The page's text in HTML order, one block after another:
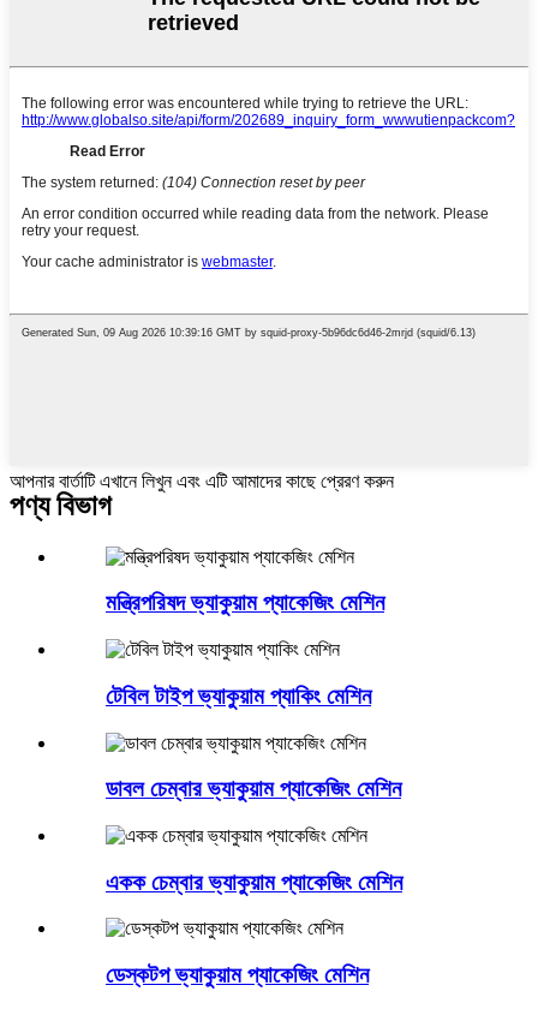
আপনার বার্তাটি এখানে লিখুন এবং এটি আমাদের কাছে প্রেরণ করুন
পণ্য বিভাগ
মন্ত্রিপরিষদ ভ্যাকুয়াম প্যাকেজিং মেশিন
টেবিল টাইপ ভ্যাকুয়াম প্যাকিং মেশিন
ডাবল চেম্বার ভ্যাকুয়াম প্যাকেজিং মেশিন
একক চেম্বার ভ্যাকুয়াম প্যাকেজিং মেশিন
ডেস্কটপ ভ্যাকুয়াম প্যাকেজিং মেশিন